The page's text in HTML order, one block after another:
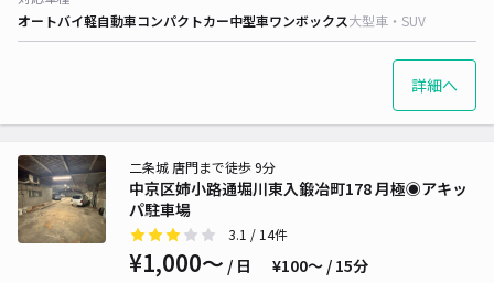
オートバイ軽自動車コンパクトカー中型車ワンボックス大型車・SUV
詳細へ
中京区姉小路通堀川東入鍛冶町178 月極◉アキッ
パ駐車場
二条城 唐門まで徒歩 9分
3.1 / 14件
¥1,000〜 / 日 ¥100〜 / 15分